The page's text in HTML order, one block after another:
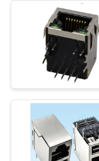
cable
hdmi
FFC